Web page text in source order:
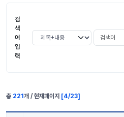
검
색
어
입
력
검색 조건 선택 검색어
총 221 개 / 현재페이지 [4/23]